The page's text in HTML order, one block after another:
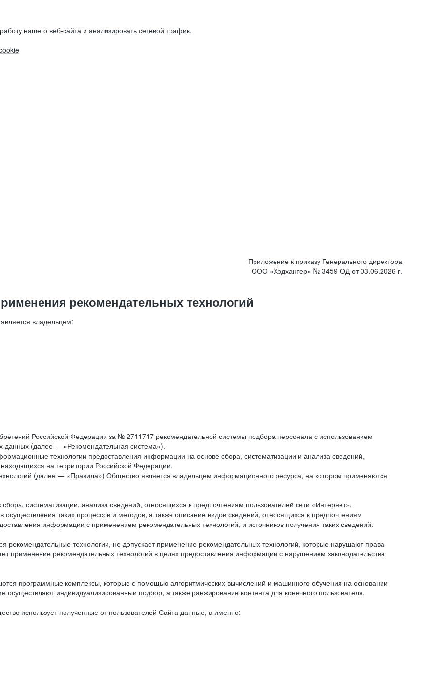
нашего веб-сайта и анализировать сетевой трафик.
Приложение к приказу Генерального директора
ООО «Хэдхантер» № 3459-ОД от 03.06.2026 г.
рекомендательных технологий
владельцем:
Российской Федерации за № 2711717 рекомендательной системы подбора персонала с использованием
(далее — «Рекомендательная система»).
технологии предоставления информации на основе сбора, систематизации и анализа сведений,
на территории Российской Федерации.
(далее — «Правила») Общество является владельцем информационного ресурса, на котором применяются
систематизации, анализа сведений, относящихся к предпочтениям пользователей сети «Интернет»,
таких процессов и методов, а также описание видов сведений, относящихся к предпочтениям
информации с применением рекомендательных технологий, и источников получения таких сведений.
технологии, не допускает применение рекомендательных технологий, которые нарушают права
применение рекомендательных технологий в целях предоставления информации с нарушением законодательства
программные комплексы, которые с помощью алгоритмических вычислений и машинного обучения на основании
осуществляют индивидуализированный подбор, а также ранжирование контента для конечного пользователя.
использует полученные от пользователей Сайта данные, а именно: